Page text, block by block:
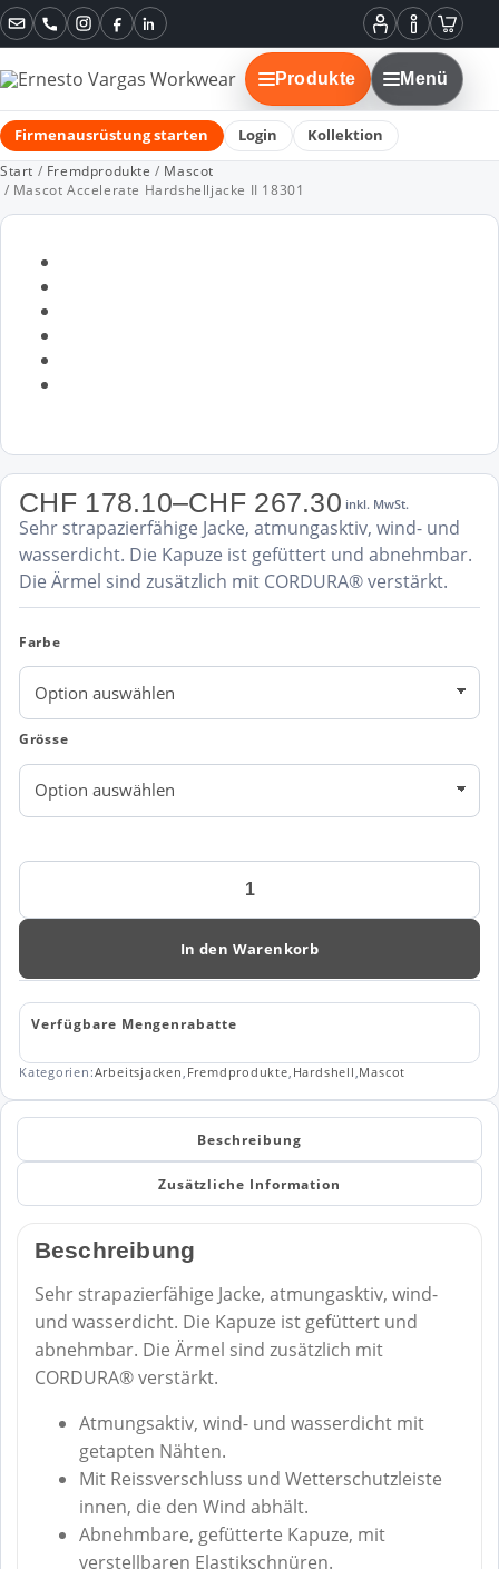
Mein
Konto
Informationen
Instagram
FacebookLinkedIn
Produkte Menü
Firmenausrüstung starten Login Kollektion
Start / Fremdprodukte / Mascot
/ Mascot Accelerate Hardshelljacke II 18301
CHF178.10–CHF267.30
Preisspanne:
CHF 178.10
bis
CHF 267.30
inkl. MwSt.
Sehr strapazierfähige Jacke, atmungasktiv, wind- und
wasserdicht. Die Kapuze ist gefüttert und abnehmbar.
Die Ärmel sind zusätzlich mit CORDURA® verstärkt.
Farbe
Grösse
Mascot
Hardshelljacke
18301
In den Warenkorb
Verfügbare Mengenrabatte
Kategorien:Arbeitsjacken, Fremdprodukte, Hardshell,Mascot
Beschreibung
Zusätzliche Information
Beschreibung
Sehr strapazierfähige Jacke, atmungasktiv, wind-
und wasserdicht. Die Kapuze ist gefüttert und
abnehmbar. Die Ärmel sind zusätzlich mit
CORDURA® verstärkt.
Atmungsaktiv, wind- und wasserdicht mit
getapten Nähten.
Mit Reissverschluss und Wetterschutzleiste
innen, die den Wind abhält.
Abnehmbare, gefütterte Kapuze, mit
verstellbaren Elastikschnüren.